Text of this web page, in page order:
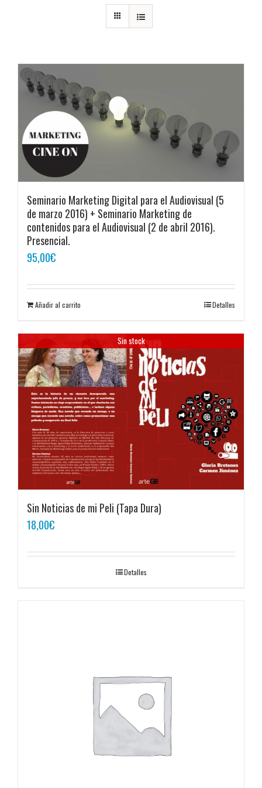
Seminario Marketing Digital para el Audiovisual (5
de marzo 2016) + Seminario Marketing de
contenidos para el Audiovisual (2 de abril 2016).
Presencial.
95,00€
Añadir al carrito Detalles
Sin stock
Sin Noticias de mi Peli (Tapa Dura)
18,00€
Detalles